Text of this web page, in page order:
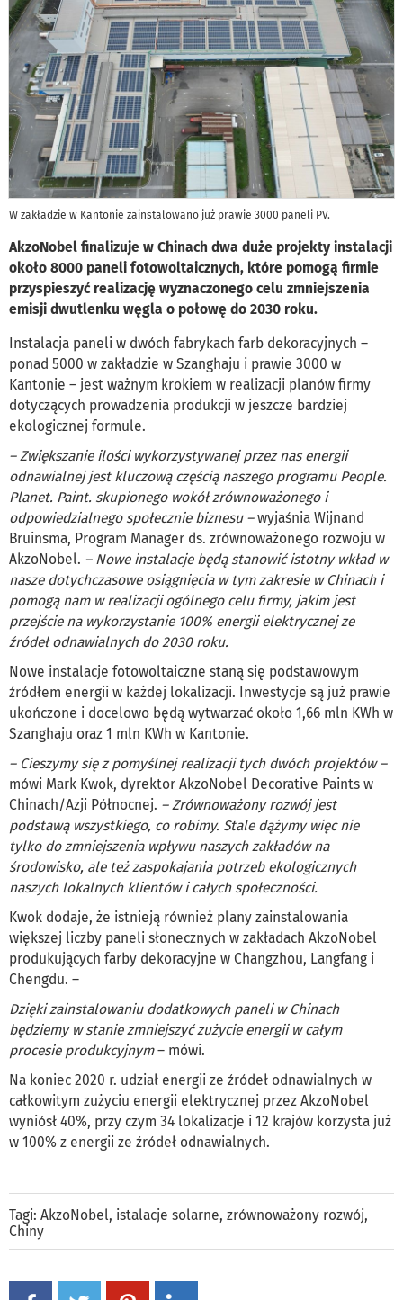
W zakładzie w Kantonie zainstalowano już prawie 3000 paneli PV.
AkzoNobel finalizuje w Chinach dwa duże projekty instalacji
około 8000 paneli fotowoltaicznych, które pomogą firmie
przyspieszyć realizację wyznaczonego celu zmniejszenia
emisji dwutlenku węgla o połowę do 2030 roku.
Instalacja paneli w dwóch fabrykach farb dekoracyjnych –
ponad 5000 w zakładzie w Szanghaju i prawie 3000 w
Kantonie – jest ważnym krokiem w realizacji planów firmy
dotyczących prowadzenia produkcji w jeszcze bardziej
ekologicznej formule.
– Zwiększanie ilości wykorzystywanej przez nas energii
odnawialnej jest kluczową częścią naszego programu People.
Planet. Paint. skupionego wokół zrównoważonego i
odpowiedzialnego społecznie biznesu –wyjaśnia Wijnand
Bruinsma, Program Manager ds. zrównoważonego rozwoju w
AkzoNobel. – Nowe instalacje będą stanowić istotny wkład w
nasze dotychczasowe osiągnięcia w tym zakresie w Chinach i
pomogą nam w realizacji ogólnego celu firmy, jakim jest
przejście na wykorzystanie 100% energii elektrycznej ze
źródeł odnawialnych do 2030 roku.
Nowe instalacje fotowoltaiczne staną się podstawowym
źródłem energii w każdej lokalizacji. Inwestycje są już prawie
ukończone i docelowo będą wytwarzać około 1,66 mln KWh w
Szanghaju oraz 1 mln KWh w Kantonie.
– Cieszymy się z pomyślnej realizacji tych dwóch projektów –
mówi Mark Kwok, dyrektor AkzoNobel Decorative Paints w
Chinach/Azji Północnej. – Zrównoważony rozwój jest
podstawą wszystkiego, co robimy. Stale dążymy więc nie
tylko do zmniejszenia wpływu naszych zakładów na
środowisko, ale też zaspokajania potrzeb ekologicznych
naszych lokalnych klientów i całych społeczności.
Kwok dodaje, że istnieją również plany zainstalowania
większej liczby paneli słonecznych w zakładach AkzoNobel
produkujących farby dekoracyjne w Changzhou, Langfang i
Chengdu. –
Dzięki zainstalowaniu dodatkowych paneli w Chinach
będziemy w stanie zmniejszyć zużycie energii w całym
procesie produkcyjnym– mówi.
Na koniec 2020 r. udział energii ze źródeł odnawialnych w
całkowitym zużyciu energii elektrycznej przez AkzoNobel
wyniósł 40%, przy czym 34 lokalizacje i 12 krajów korzysta już
w 100% z energii ze źródeł odnawialnych.
Tagi: AkzoNobel, istalacje solarne, zrównoważony rozwój,
Chiny